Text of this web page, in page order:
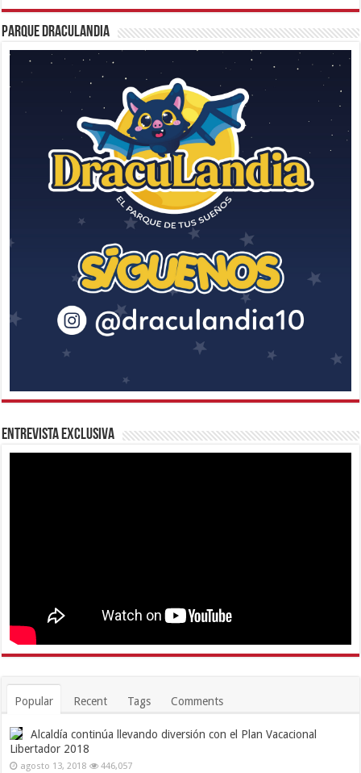
Parque Draculandia
Entrevista Exclusiva
Popular Recent Tags Comments
Alcaldía continúa llevando diversión con el Plan Vacacional
Libertador 2018
agosto 13, 2018 446,057